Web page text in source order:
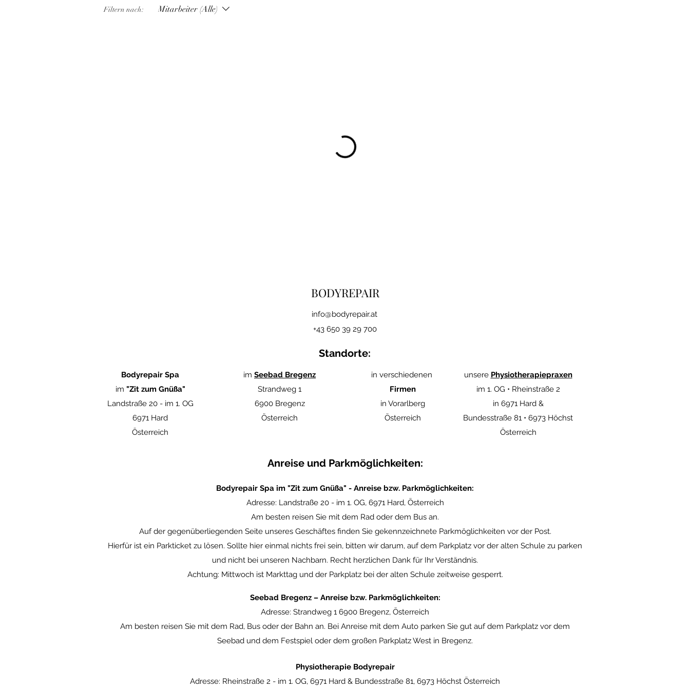
Filtern nach: Mitarbeiter (Alle)
BODYREPAIR
info@bodyrepair.at
+43 650 39 29 700
Standorte:
Bodyrepair Spa
im "Zit zum Gnüßa"
Landstraße 20 - im 1. OG
6971 Hard
Österreich
im Seebad Bregenz
Strandweg 1
6900 Bregenz
Österreich
in verschiedenen
Firmen
in Vorarlberg
Österreich
unsere Physiotherapiepraxen
im 1. OG • Rheinstraße 2
in 6971 Hard &
Bundesstraße 81 • 6973 Höchst
Österreich
Anreise und Parkmöglichkeiten:
Bodyrepair Spa im "Zit zum Gnüßa" - Anreise bzw. Parkmöglichkeiten:
Adresse: Landstraße 20 - im 1. OG, 6971 Hard, Österreich
Am besten reisen Sie mit dem Rad oder dem Bus an.
Auf der gegenüberliegenden Seite unseres Geschäftes finden Sie gekennzeichnete Parkmöglichkeiten vor der Post.
Hierfür ist ein Parkticket zu lösen. Sollte hier einmal nichts frei sein, bitten wir darum, auf dem Parkplatz vor der alten Schule zu parken
und nicht bei unseren Nachbarn. Recht herzlichen Dank für Ihr Verständnis.
Achtung: Mittwoch ist Markttag und der Parkplatz bei der alten Schule zeitweise gesperrt.
Seebad Bregenz – Anreise bzw. Parkmöglichkeiten:
Adresse: Strandweg 1 6900 Bregenz, Österreich
Am besten reisen Sie mit dem Rad, Bus oder der Bahn an. Bei Anreise mit dem Auto parken Sie gut auf dem Parkplatz vor dem
Seebad und dem Festspiel oder dem großen Parkplatz West in Bregenz.
Physiotherapie Bodyrepair
Adresse: Rheinstraße 2 - im 1. OG, 6971 Hard & Bundesstraße 81, 6973 Höchst Österreich